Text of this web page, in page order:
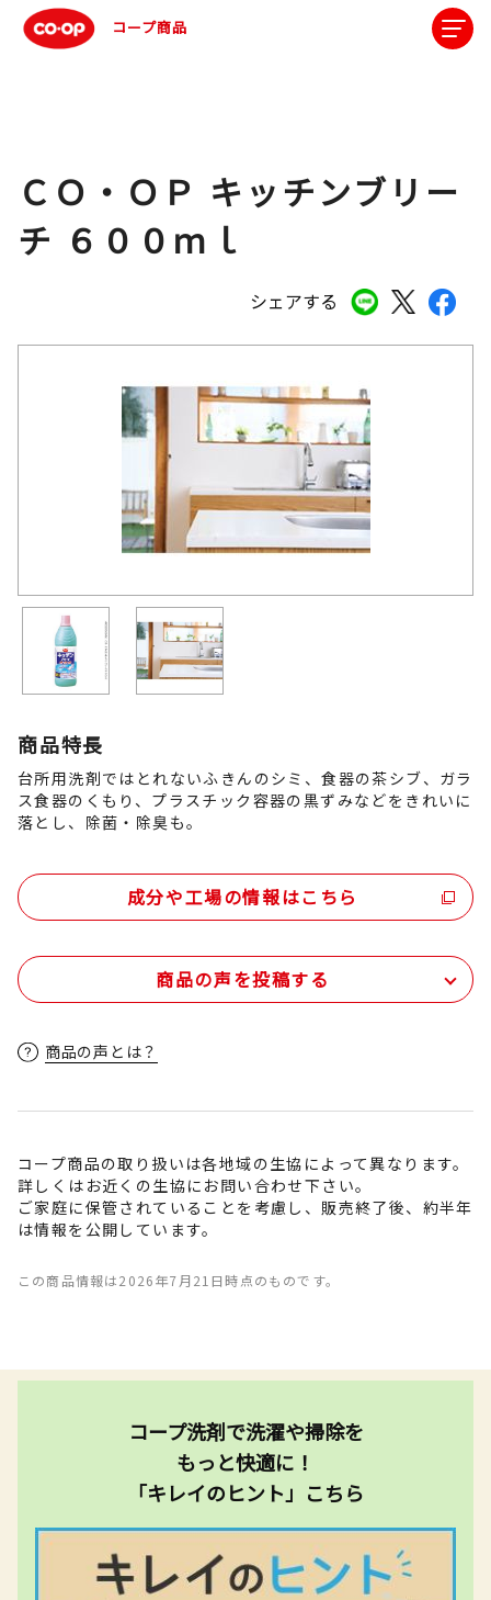
コープ商品
シェアする
ＣＯ・ＯＰ キッチンブリー
チ ６００ｍｌ
商品特長
台所用洗剤ではとれないふきんのシミ、食器の茶シブ、ガラ
ス食器のくもり、プラスチック容器の黒ずみなどをきれいに
落とし、除菌・除臭も。
成分や工場の情報はこちら
商品の声を投稿する
商品の声とは？
コープ商品の取り扱いは各地域の生協によって異なります。
詳しくはお近くの生協にお問い合わせ下さい。
ご家庭に保管されていることを考慮し、販売終了後、約半年
は情報を公開しています。
この商品情報は2026年7月21日時点のものです。
コープ洗剤で洗濯や掃除を
もっと快適に！
「キレイのヒント」こちら